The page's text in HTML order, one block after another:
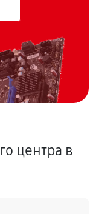
центра в